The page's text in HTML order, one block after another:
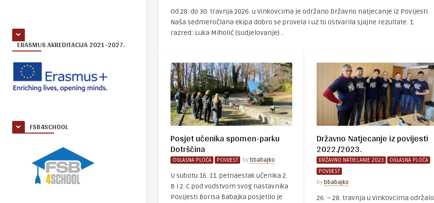
ERASMUS AKREDITACIJA 2021-2027.
FSB4SCHOOL
Od 28. do 30. travnja 2026. u Vinkovcima je održano Državno natjecanje iz Povijesti.
Naša sedmeročlana ekipa dobro se provela i uz to ostvarila sjajne rezultate. 1.
razred: Luka Miholić (sudjelovanje) ..
Posjet učenika spomen-parku
Dotrščina
OGLASNA PLOČA POVIJEST by bbabajko
U subotu 16. 11. petnaestak učenika 2.
B i 2. C pod vodstvom svog nastavnika
Povijesti Borisa Babajka posjetilo je
Državno Natjecanje iz povijesti
2022./2023.
DRŽAVNO NATJECANJE 2023
OGLASNA PLOČA
POVIJEST
by bbabajko
26. – 28. travnja u Vinkovcima održalo